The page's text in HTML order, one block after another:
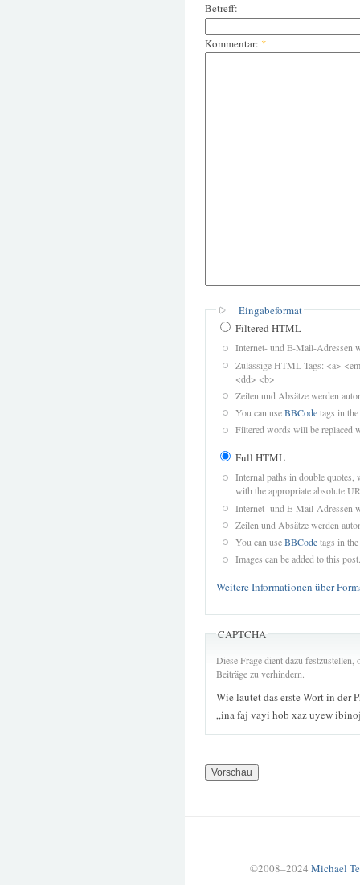
Betreff:
Kommentar: *
Eingabeformat
Filtered HTML
Internet- und E-Mail-Adressen
Zulässige HTML-Tags: <a>
<dd> <b>
Zeilen und Absätze werden
You can useBBCodetags in
Filtered words will be replaced
Full HTML
Internal paths in double quotes,
with the appropriate absolute
Internet- und E-Mail-Adressen
Zeilen und Absätze werden
You can useBBCodetags in
Images can be added to this post.
Weitere Informationen über
CAPTCHA
Diese Frage dient dazu
Beiträge zu verhindern.
Wie lautet das erste Wort in der
„ina faj vayi hob xaz uyew
©2008–2024 Michael